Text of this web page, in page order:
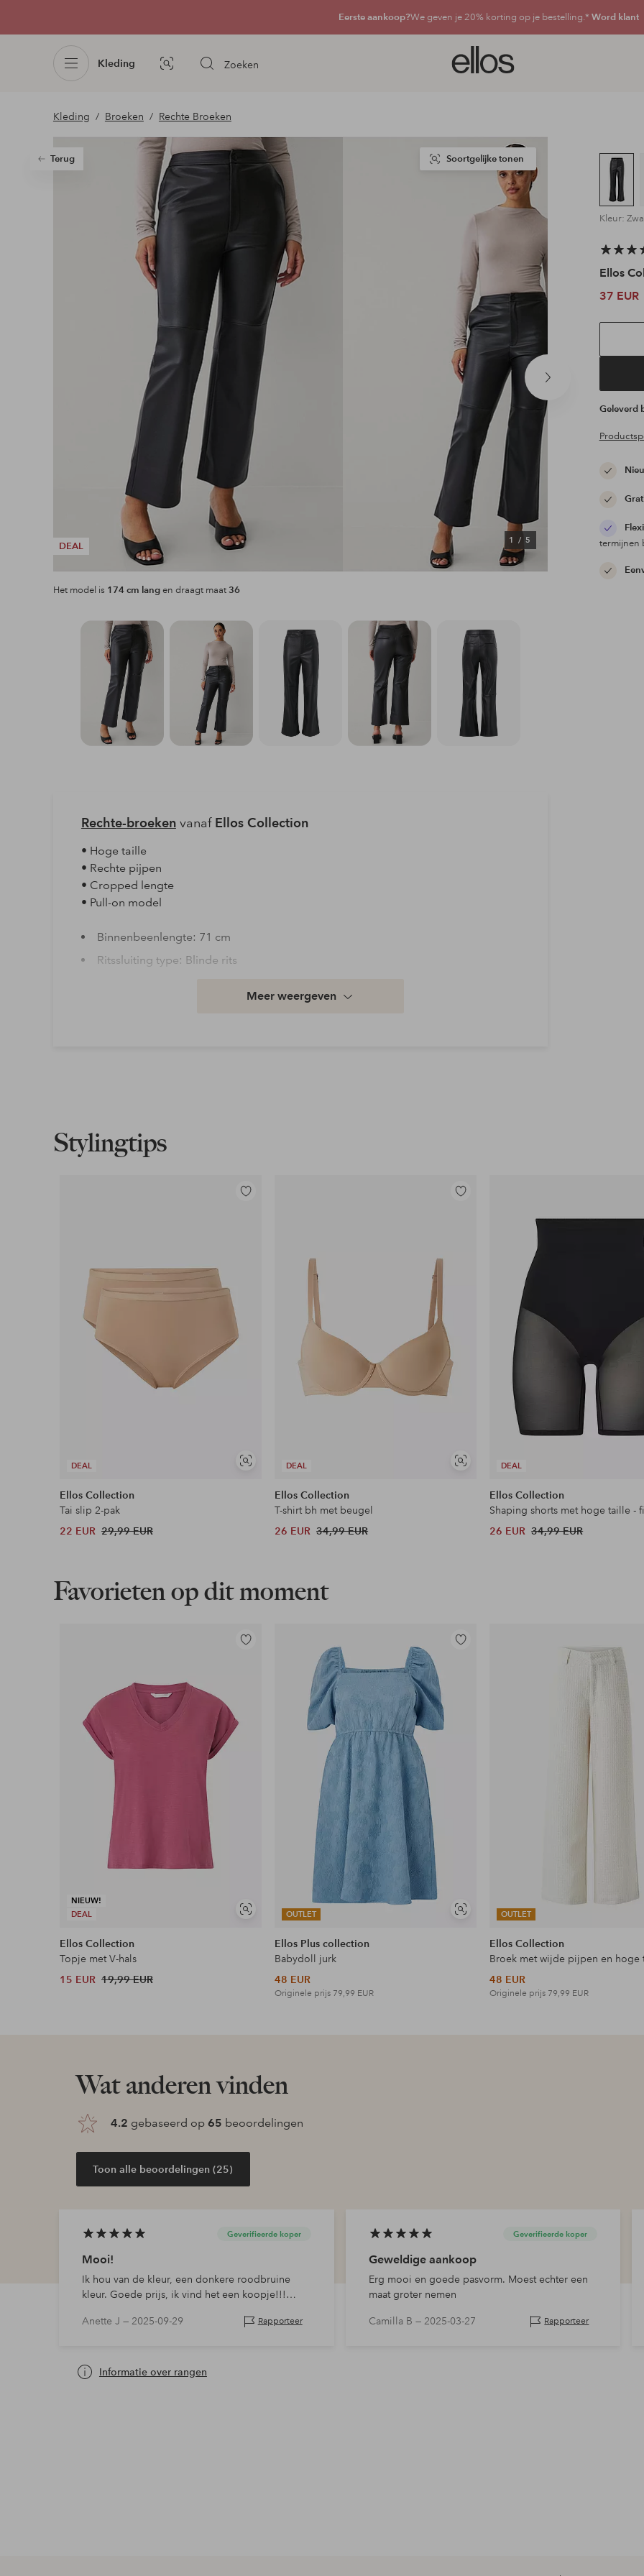
Eerste aankoop?We geven je 20% korting op je bestelling.* Word klant
Kleding
Afbeelding
Zoeken
Ellos
logo
de
voorpagina
Kleding Broeken Rechte Broeken
Terug
Volgend
product
DEAL
1/ 5
Soortgelijke tonen
Het model is 174 cm langen draagt maat36
Kleur:
Ellos
37 EUR
termijnen
Rechte-broekenvanaf Ellos Collection
• Hoge taille
• Rechte pijpen
• Cropped lengte
• Pull-on model
Binnenbeenlengte: 71 cm
Ritssluiting type: Blinde rits
Download afbeelding in hoge resolutie
Flexibele betaalwijze
Nu betalen, later betalen of in termijnen betalen
Meer lezen
Meer weergeven
Stylingtips
DEAL
Soortgelijke
Toevoegen
Ellos Collection
Tai slip 2-pak
22 EUR 29,99 EUR
DEAL
Soortgelijke
Toevoegen
Ellos Collection
T-shirt bh met beugel
26 EUR 34,99 EUR
DEAL
Ellos Collection
26 EUR 34,99 EUR
Favorieten op dit moment
NIEUW!
DEAL
Soortgelijke
Toevoegen
Ellos Collection
Topje met V-hals
15 EUR 19,99 EUR
OUTLET
Soortgelijke
Toevoegen
Ellos Plus collection
Babydoll jurk
48 EUR
Originele prijs 79,99 EUR
OUTLET
Ellos Collection
Broek met wijde pijpen en hoge
48 EUR
Originele prijs 79,99 EUR
Wat anderen vinden
4.2 gebaseerd op 65 beoordelingen
Toon alle beoordelingen (25)
Geverifieerde koper
Mooi!
Ik hou van de kleur, een donkere roodbruine
kleur. Goede prijs, ik vind het een koopje!!!
laarzen als sneakers....
Anette J — 2025-09-29 Rapporteer
Geverifieerde koper
Geweldige aankoop
Erg mooi en goede pasvorm. Moest echter een
maat groter nemen
Camilla B — 2025-03-27 Rapporteer
Informatie over rangen